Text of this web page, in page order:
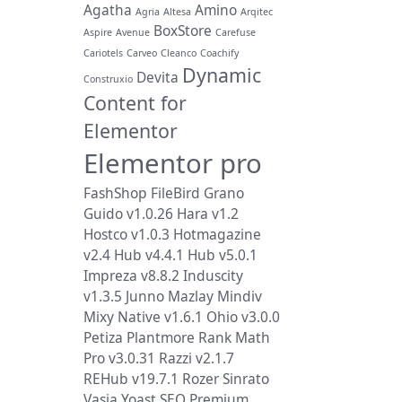
Agatha Agria Altesa Amino Arqitec
Aspire Avenue BoxStore Carefuse
Cariotels Carveo Cleanco Coachify
Construxio Devita Dynamic
Content for
Elementor
Elementor pro
FashShop FileBird Grano
Guido v1.0.26 Hara v1.2
Hostco v1.0.3 Hotmagazine
v2.4 Hub v4.4.1 Hub v5.0.1
Impreza v8.8.2 Induscity
v1.3.5 Junno Mazlay Mindiv
Mixy Native v1.6.1 Ohio v3.0.0
Petiza Plantmore Rank Math
Pro v3.0.31 Razzi v2.1.7
REHub v19.7.1 RozerSinrato